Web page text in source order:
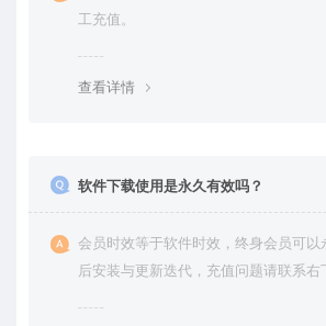
工充值。
查看详情
软件下载使用是永久有效吗？
会员时效等于软件时效，终身会员可以
后安装与更新迭代，充值问题请联系右